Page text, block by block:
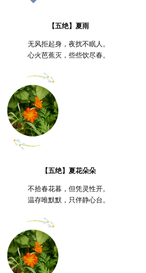
【五绝】夏雨
无风拒起身，夜扰不眠人。
心火芭蕉灭，些些饮尽春。
【五绝】夏花朵朵
不拾春花暮，但凭灵性开。
温存唯默默，只伴静心台。